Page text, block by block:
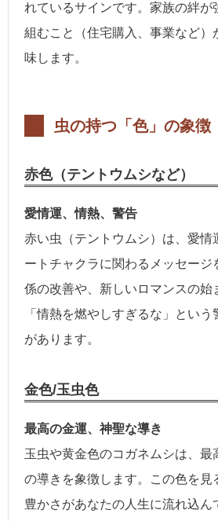
れているサインです。家族の絆が
組むこと（住宅購入、事業など）
味します。
虫の持つ「色」の象徴
赤色（テントウムシなど）
愛情運、情熱、警告
赤い虫（テントウムシ）は、愛情
ートチャクラに関わるメッセージ
係の改善や、新しいロマンスの始
「情熱を燃やしすぎるな」とい
があります。
金色/玉虫色
最高の金運、神聖な導き
玉虫や黄金色のコガネムシは、最
の導きを象徴します。この色を見
豊かさがあなたの人生に流れ込ん